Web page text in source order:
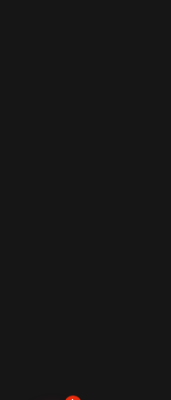
ضامن امکان‌پذیر
ارائه می‌شود.